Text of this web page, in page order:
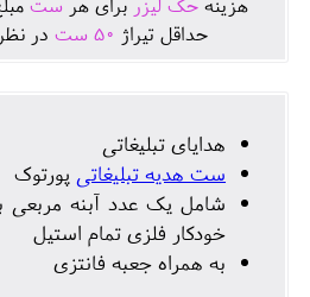
حداقل تيراژ 50 ست در
هدایای تبلیغاتی
ست هدیه تبلیغاتی پورتوک
شامل یک عدد آبنه
خودکار فلزی تمام استیل
به همراه جعبه فانتزی